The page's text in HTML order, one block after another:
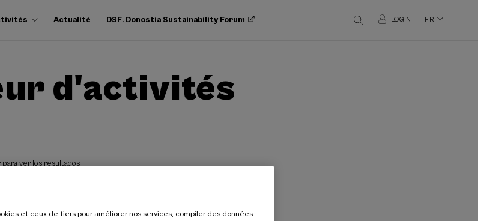
Actualité DSF. Donostia Sustainability Forum LOGIN FR
d'activités
ver los resultados
et ceux de tiers pour améliorer nos services, compiler des données